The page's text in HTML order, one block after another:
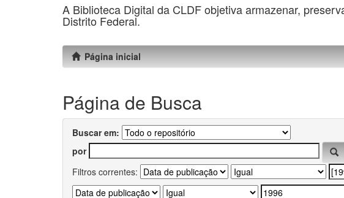
A Biblioteca Digital da CLDF objetiva armazenar,
Distrito Federal.
Página inicial
Página de Busca
Buscar em:
por
Filtros correntes: